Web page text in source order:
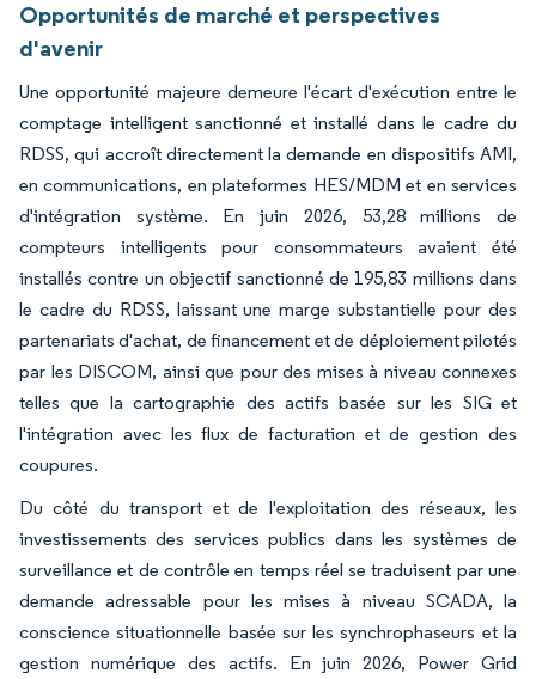
Opportunités de marché et perspectives
d'avenir
Une opportunité majeure demeure l'écart d'exécution entre le
comptage intelligent sanctionné et installé dans le cadre du
RDSS, qui accroît directement la demande en dispositifs AMI,
en communications, en plateformes HES/MDM et en services
d'intégration système. En juin 2026, 53,28 millions de
compteurs intelligents pour consommateurs avaient été
installés contre un objectif sanctionné de 195,83 millions dans
le cadre du RDSS, laissant une marge substantielle pour des
partenariats d'achat, de financement et de déploiement pilotés
par les DISCOM, ainsi que pour des mises à niveau connexes
telles que la cartographie des actifs basée sur les SIG et
l'intégration avec les flux de facturation et de gestion des
coupures.
Du côté du transport et de l'exploitation des réseaux, les
investissements des services publics dans les systèmes de
surveillance et de contrôle en temps réel se traduisent par une
demande adressable pour les mises à niveau SCADA, la
conscience situationnelle basée sur les synchrophaseurs et la
gestion numérique des actifs. En juin 2026, Power Grid